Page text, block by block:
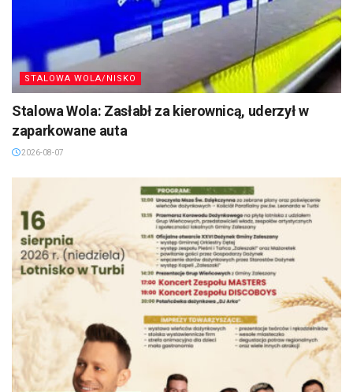
STALOWA WOLA/NISKO
Stalowa Wola: Zasłabł za kierownicą, uderzył w
zaparkowane auta
2026-08-07